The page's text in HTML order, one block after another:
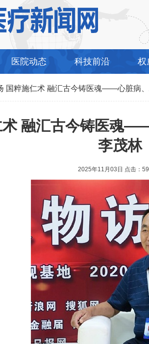
医院动态 科技前沿 权
国粹施仁术 融汇古今铸医魂——心脏病
术 融汇古今铸医魂
李茂林
2025年11月03日 点击：